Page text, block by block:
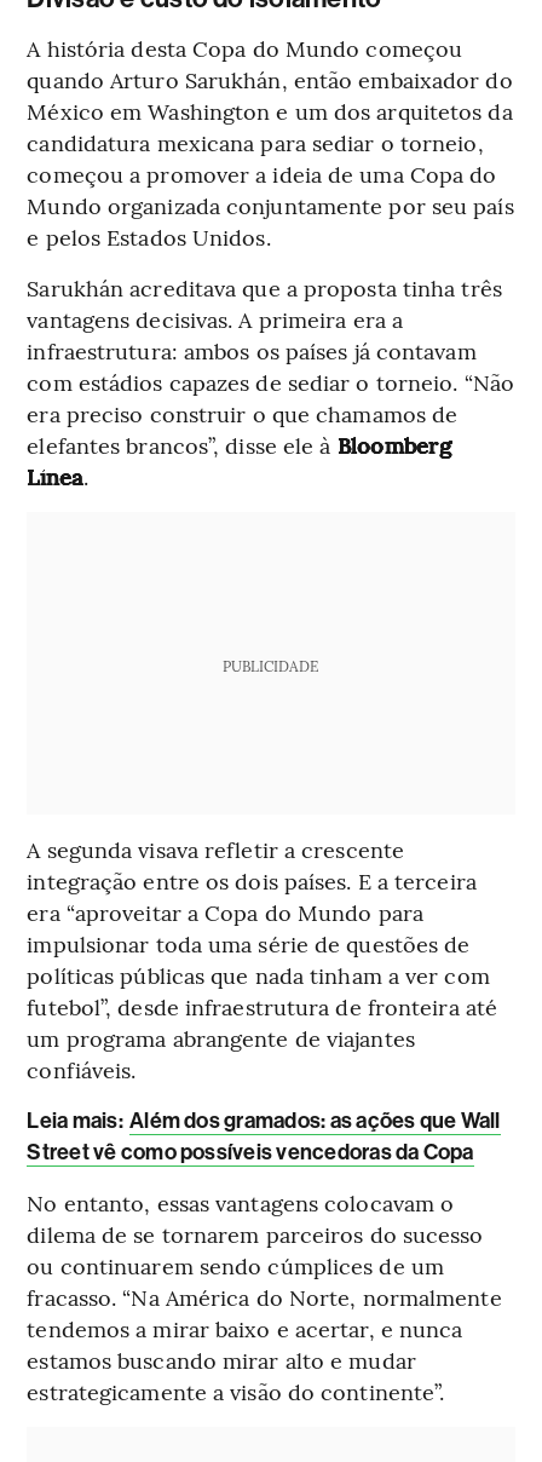
A história desta Copa do Mundo começou
quando Arturo Sarukhán, então embaixador do
México em Washington e um dos arquitetos da
candidatura mexicana para sediar o torneio,
começou a promover a ideia de uma Copa do
Mundo organizada conjuntamente por seu país
e pelos Estados Unidos.
Sarukhán acreditava que a proposta tinha três
vantagens decisivas. A primeira era a
infraestrutura: ambos os países já contavam
com estádios capazes de sediar o torneio. “Não
era preciso construir o que chamamos de
elefantes brancos”, disse ele à Bloomberg
Línea.
PUBLICIDADE
A segunda visava refletir a crescente
integração entre os dois países. E a terceira
era “aproveitar a Copa do Mundo para
impulsionar toda uma série de questões de
políticas públicas que nada tinham a ver com
futebol”, desde infraestrutura de fronteira até
um programa abrangente de viajantes
confiáveis.
Leia mais: Além dos gramados: as ações que Wall
Street vê como possíveis vencedoras da Copa
No entanto, essas vantagens colocavam o
dilema de se tornarem parceiros do sucesso
ou continuarem sendo cúmplices de um
fracasso. “Na América do Norte, normalmente
tendemos a mirar baixo e acertar, e nunca
estamos buscando mirar alto e mudar
estrategicamente a visão do continente”.